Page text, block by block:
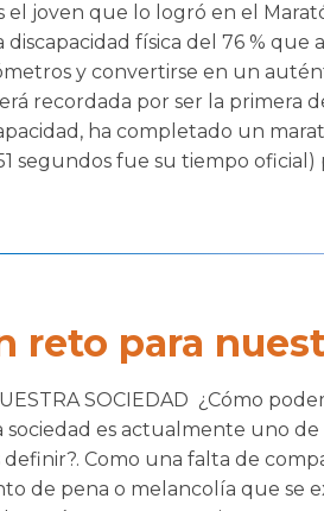
el joven que lo logró en el
discapacidad física del 76 % que
y convertirse en un
recordada por ser la primera
ha completado un
segundos fue su tiempo
reto para
SOCIEDAD ¿Cómo
sociedad es actualmente uno
definir?. Como una falta de
de pena o melancolía que se